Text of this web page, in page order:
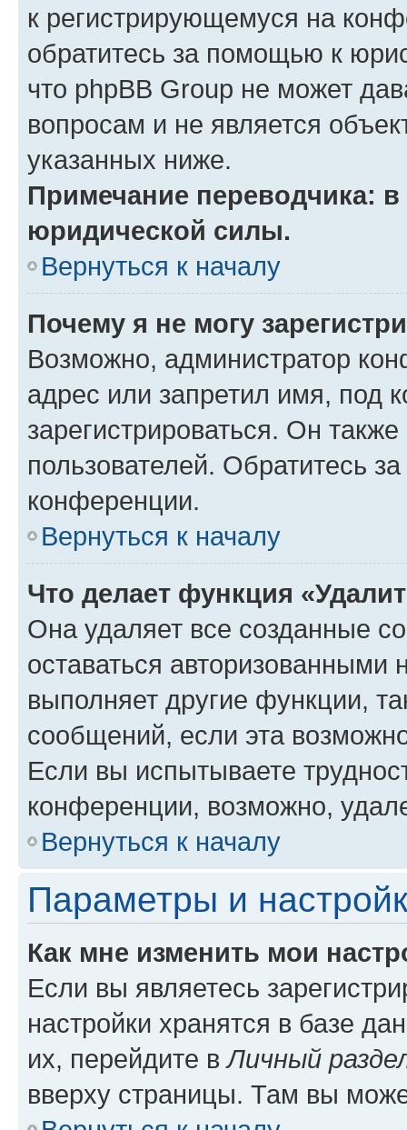
к регистрирующемуся на
обратитесь за помощью к
что phpBB Group не может
вопросам и не является
указанных ниже.
Примечание переводчика:
юридической силы.
Вернуться к началу
Почему я не могу
Возможно, администратор
адрес или запретил имя, под
зарегистрироваться. Он
пользователей. Обратитесь
конференции.
Вернуться к началу
Что делает функция
Она удаляет все созданные
оставаться авторизованными
выполняет другие функции,
сообщений, если эта
Если вы испытываете
конференции, возможно,
Вернуться к началу
Параметры и
Как мне изменить мои
Если вы являетесь
настройки хранятся в базе
их, перейдите вЛичный
вверху страницы. Там вы